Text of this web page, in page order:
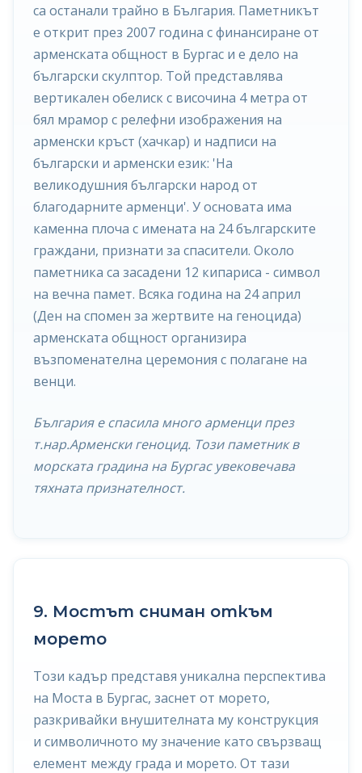
са останали трайно в България. Паметникът
е открит през 2007 година с финансиране от
арменската общност в Бургас и е дело на
български скулптор. Той представлява
вертикален обелиск с височина 4 метра от
бял мрамор с релефни изображения на
арменски кръст (хачкар) и надписи на
български и арменски език: 'На
великодушния български народ от
благодарните арменци'. У основата има
каменна плоча с имената на 24 българските
граждани, признати за спасители. Около
паметника са засадени 12 кипариса - символ
на вечна памет. Всяка година на 24 април
(Ден на спомен за жертвите на геноцида)
арменската общност организира
възпоменателна церемония с полагане на
венци.
България е спасила много арменци през
т.нар.Арменски геноцид. Този паметник в
морската градина на Бургас увековечава
тяхната признателност.
9. Мостът сниман откъм
морето
Този кадър представя уникална перспектива
на Моста в Бургас, заснет от морето,
разкривайки внушителната му конструкция
и символичното му значение като свързващ
елемент между града и морето. От тази